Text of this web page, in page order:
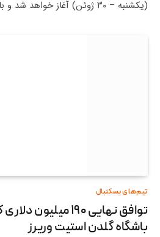
(یکشنبه – ۳۰ ژوئن) آغاز خواهد شد و بازیکنان…
تیم‌های بسکتبال
توافق نهایی ۱۹۰
باشگاه گلدن استیت وریرز